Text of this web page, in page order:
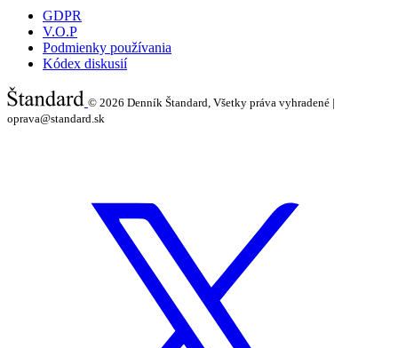
GDPR
V.O.P
Podmienky používania
Kódex diskusií
© 2026 Denník Štandard, Všetky práva vyhradené |
oprava@standard.sk